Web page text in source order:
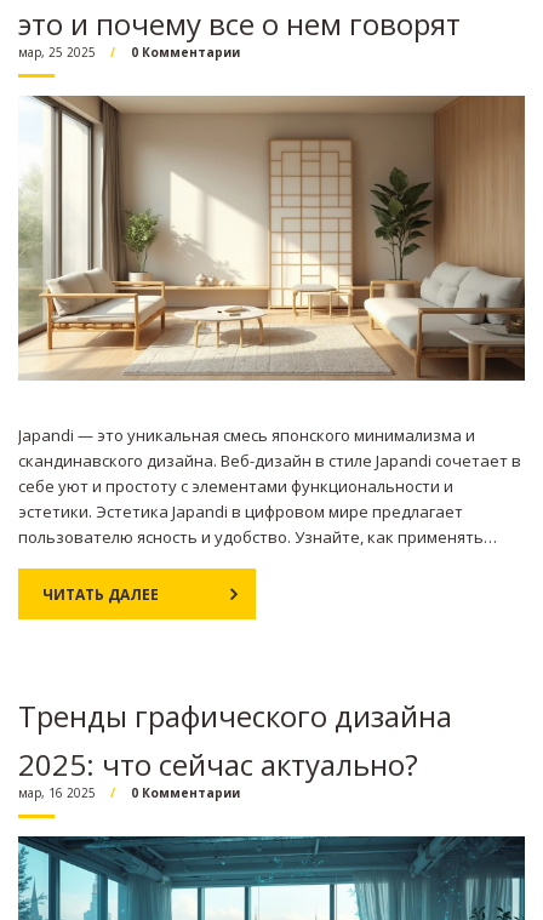
это и почему все о нем говорят
мар, 25 2025 0 Комментарии
Japandi — это уникальная смесь японского минимализма и
скандинавского дизайна. Веб-дизайн в стиле Japandi сочетает в
себе уют и простоту с элементами функциональности и
эстетики. Эстетика Japandi в цифровом мире предлагает
пользователю ясность и удобство. Узнайте, как применять
элегантных проектов.
ЧИТАТЬ ДАЛЕЕ
Тренды графического дизайна
2025: что сейчас актуально?
мар, 16 2025 0 Комментарии